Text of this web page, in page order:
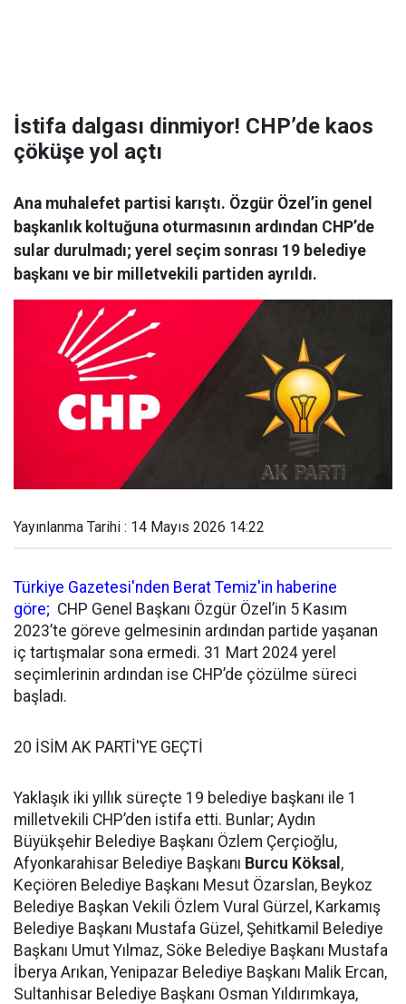
İstifa dalgası dinmiyor! CHP’de kaos
çöküşe yol açtı
Ana muhalefet partisi karıştı. Özgür Özel’in genel
başkanlık koltuğuna oturmasının ardından CHP’de
sular durulmadı; yerel seçim sonrası 19 belediye
başkanı ve bir milletvekili partiden ayrıldı.
Yayınlanma Tarihi : 14 Mayıs 2026 14:22
Türkiye Gazetesi'nden Berat Temiz'in haberine
göre; CHP Genel Başkanı Özgür Özel’in 5 Kasım
2023’te göreve gelmesinin ardından partide yaşanan
iç tartışmalar sona ermedi. 31 Mart 2024 yerel
seçimlerinin ardından ise CHP’de çözülme süreci
başladı.
20 İSİM AK PARTİ'YE GEÇTİ
Yaklaşık iki yıllık süreçte 19 belediye başkanı ile 1
milletvekili CHP’den istifa etti. Bunlar; Aydın
Büyükşehir Belediye Başkanı Özlem Çerçioğlu,
Afyonkarahisar Belediye Başkanı Burcu Köksal ,
Keçiören Belediye Başkanı Mesut Özarslan, Beykoz
Belediye Başkan Vekili Özlem Vural Gürzel, Karkamış
Belediye Başkanı Mustafa Güzel, Şehitkamil Belediye
Başkanı Umut Yılmaz, Söke Belediye Başkanı Mustafa
İberya Arıkan, Yenipazar Belediye Başkanı Malik Ercan,
Sultanhisar Belediye Başkanı Osman Yıldırımkaya,